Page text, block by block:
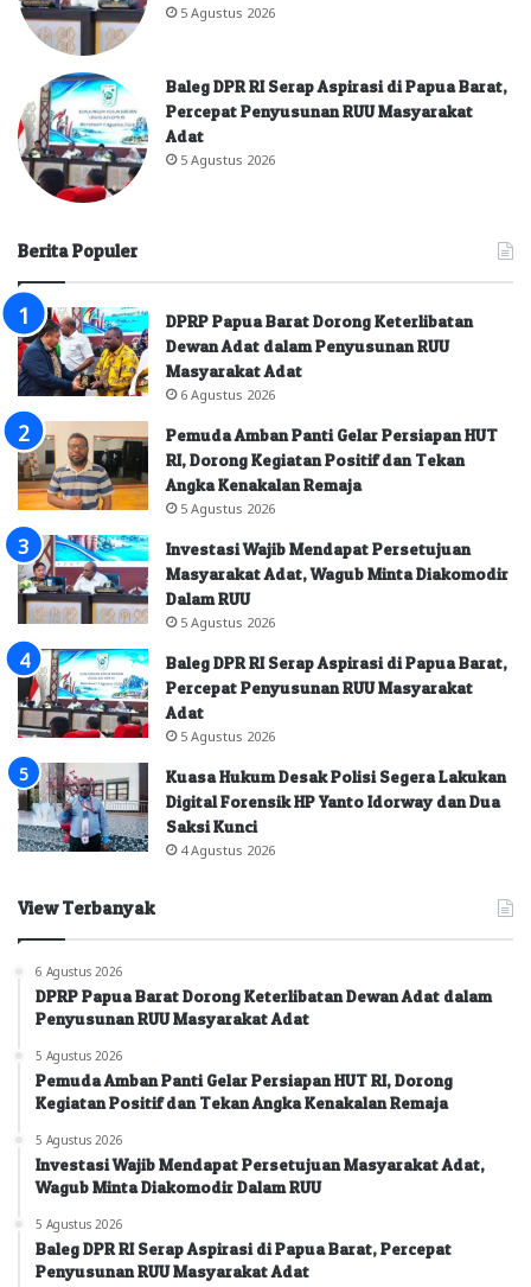
5 Agustus 2026
Baleg DPR RI Serap Aspirasi di Papua Barat,
Percepat Penyusunan RUU Masyarakat
Adat
5 Agustus 2026
Berita Populer
DPRP Papua Barat Dorong Keterlibatan
Dewan Adat dalam Penyusunan RUU
Masyarakat Adat
6 Agustus 2026
Pemuda Amban Panti Gelar Persiapan HUT
RI, Dorong Kegiatan Positif dan Tekan
Angka Kenakalan Remaja
5 Agustus 2026
Investasi Wajib Mendapat Persetujuan
Masyarakat Adat, Wagub Minta Diakomodir
Dalam RUU
5 Agustus 2026
Baleg DPR RI Serap Aspirasi di Papua Barat,
Percepat Penyusunan RUU Masyarakat
Adat
5 Agustus 2026
Kuasa Hukum Desak Polisi Segera Lakukan
Digital Forensik HP Yanto Idorway dan Dua
Saksi Kunci
4 Agustus 2026
View Terbanyak
6 Agustus 2026
DPRP Papua Barat Dorong Keterlibatan Dewan Adat dalam
Penyusunan RUU Masyarakat Adat
5 Agustus 2026
Pemuda Amban Panti Gelar Persiapan HUT RI, Dorong
Kegiatan Positif dan Tekan Angka Kenakalan Remaja
5 Agustus 2026
Investasi Wajib Mendapat Persetujuan Masyarakat Adat,
Wagub Minta Diakomodir Dalam RUU
5 Agustus 2026
Baleg DPR RI Serap Aspirasi di Papua Barat, Percepat
Penyusunan RUU Masyarakat Adat